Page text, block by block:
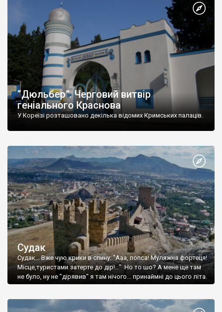
“Дюльбер”. Черговий витвір
геніального Краснова
У Кореїзі розташовано декілька відомих Кримських палаців.
Судак
Судак... Вже чую крики в спину: "Ааа, попса! Муляжна фортеця!
Місце,туристами затерте до дір!..." Но то шо? А мене ще там
не було, ну не "дірявив" я там нічого... принаймні до цього літа.